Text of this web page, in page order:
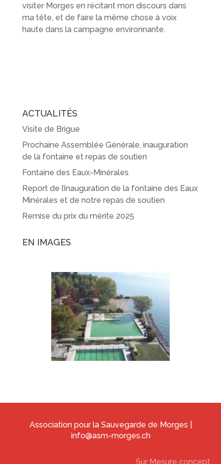
visiter Morges en récitant mon discours dans
ma tête, et de faire la même chose à voix
haute dans la campagne environnante.
ACTUALITÉS
Visite de Brigue
Prochaine Assemblée Générale, inauguration
de la fontaine et repas de soutien
Fontaine des Eaux-Minérales
Report de l’inauguration de la fontaine des Eaux
Minérales et de notre repas de soutien
Remise du prix du mérite 2025
EN IMAGES
Association pour la Sauvegarde de Morges |
info@asm-morges.ch
Sur Mesure concept